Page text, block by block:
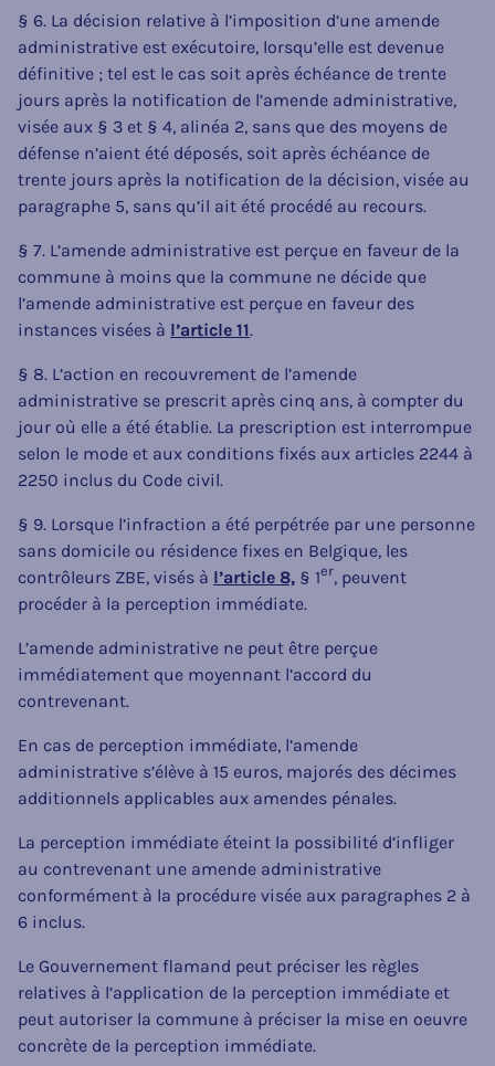
§ 6. La décision relative à l’imposition d’une amende
administrative est exécutoire, lorsqu’elle est devenue
définitive ; tel est le cas soit après échéance de trente
jours après la notification de l’amende administrative,
visée aux § 3 et § 4, alinéa 2, sans que des moyens de
défense n’aient été déposés, soit après échéance de
trente jours après la notification de la décision, visée au
paragraphe 5, sans qu’il ait été procédé au recours.
§ 7. L’amende administrative est perçue en faveur de la
commune à moins que la commune ne décide que
l’amende administrative est perçue en faveur des
instances visées à l’article 11.
§ 8. L’action en recouvrement de l’amende
administrative se prescrit après cinq ans, à compter du
jour où elle a été établie. La prescription est interrompue
selon le mode et aux conditions fixés aux articles 2244 à
2250 inclus du Code civil.
§ 9. Lorsque l’infraction a été perpétrée par une personne
sans domicile ou résidence fixes en Belgique, les
contrôleurs ZBE, visés à l’article 8, § 1er, peuvent
procéder à la perception immédiate.
L’amende administrative ne peut être perçue
immédiatement que moyennant l’accord du
contrevenant.
En cas de perception immédiate, l’amende
administrative s’élève à 15 euros, majorés des décimes
additionnels applicables aux amendes pénales.
La perception immédiate éteint la possibilité d’infliger
au contrevenant une amende administrative
conformément à la procédure visée aux paragraphes 2 à
6 inclus.
Le Gouvernement flamand peut préciser les règles
relatives à l’application de la perception immédiate et
peut autoriser la commune à préciser la mise en oeuvre
concrète de la perception immédiate.